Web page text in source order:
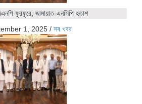
ফুরফুরে, জামায়াত-এনসিপি হতাশ
1, 2025 / সব খবর